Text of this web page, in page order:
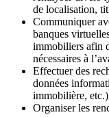
de localisation,
Communiquer
banques
immobiliers afin
nécessaires à
Effectuer des
données
immobilière,
Organiser les